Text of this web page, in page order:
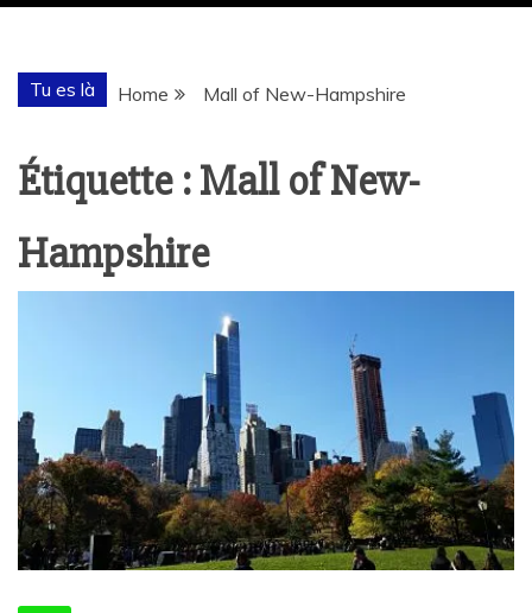
Tu es là Home Mall of New-Hampshire
Étiquette :Mall of New-
Hampshire